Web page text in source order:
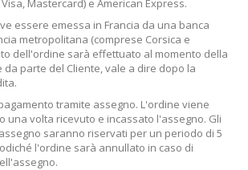
Mastercard) e American Express.
essere emessa in Francia da una banca
metropolitana (comprese Corsica e
dell'ordine sarà effettuato al momento della
parte del Cliente, vale a dire dopo la
tramite assegno. L'ordine viene
una volta ricevuto e incassato l'assegno. Gli
saranno riservati per un periodo di 5
l'ordine sarà annullato in caso di